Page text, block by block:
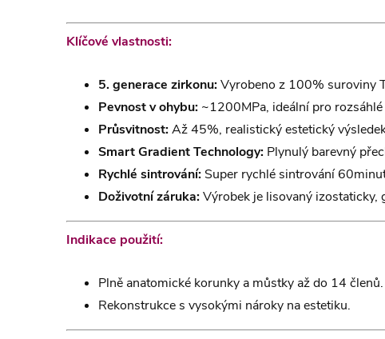
Klíčové vlastnosti:
5. generace zirkonu:Vyrobeno z 100% suroviny
Pevnost v ohybu: ~1200MPa, ideální pro
Průsvitnost:Až 45%, realistický estetický
Smart Gradient Technology: Plynulý barevný
Rychlé sintrování: Super rychlé sintrování
Doživotní záruka:Výrobek je lisovaný izostaticky,
Indikace použití:
Plně anatomické korunky a můstky až do 14 členů.
Rekonstrukce s vysokými nároky na estetiku.